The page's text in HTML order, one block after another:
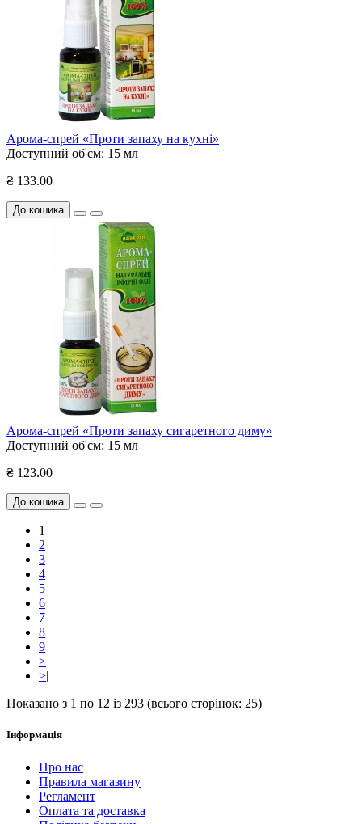
Арома-спрей «Проти запаху на кухні»
Доступний об'єм: 15 мл
₴ 133.00
До кошика
Арома-спрей «Проти запаху сигаретного диму»
Доступний об'єм: 15 мл
₴ 123.00
До кошика
1
2
3
4
5
6
7
8
9
>
>|
Показано з 1 по 12 із 293 (всього сторінок: 25)
Інформація
Про нас
Правила магазину
Регламент
Оплата та доставка